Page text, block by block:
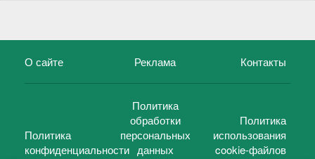
О сайте Реклама Контакты
Политика
конфиденциальности
Политика
обработки
персональных
данных
Политика
использования
cookie-файлов